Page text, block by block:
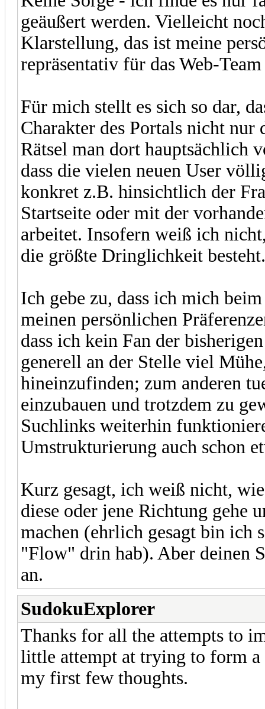
geäußert werden. Vielleicht
Klarstellung, das ist meine
repräsentativ für das Web-
Für mich stellt es sich so dar,
Charakter des Portals nicht nur
Rätsel man dort hauptsächlich
dass die vielen neuen User
konkret z.B. hinsichtlich der
Startseite oder mit der
arbeitet. Insofern weiß ich
die größte Dringlichkeit besteht.
Ich gebe zu, dass ich mich
meinen persönlichen
dass ich kein Fan der
generell an der Stelle viel
hineinzufinden; zum anderen
einzubauen und trotzdem zu
Suchlinks weiterhin
Umstrukturierung auch schon
Kurz gesagt, ich weiß nicht,
diese oder jene Richtung gehe
machen (ehrlich gesagt bin ich
"Flow" drin hab). Aber deinen
an.
SudokuExplorer
Thanks for all the attempts to
little attempt at trying to form a
my first few thoughts.